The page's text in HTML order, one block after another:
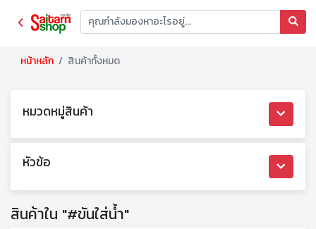
หน้าหลัก สินค้าทั้งหมด
หมวดหมู่สินค้า
หัวข้อ
สินค้าใน "#ขันใส่น้ำ"